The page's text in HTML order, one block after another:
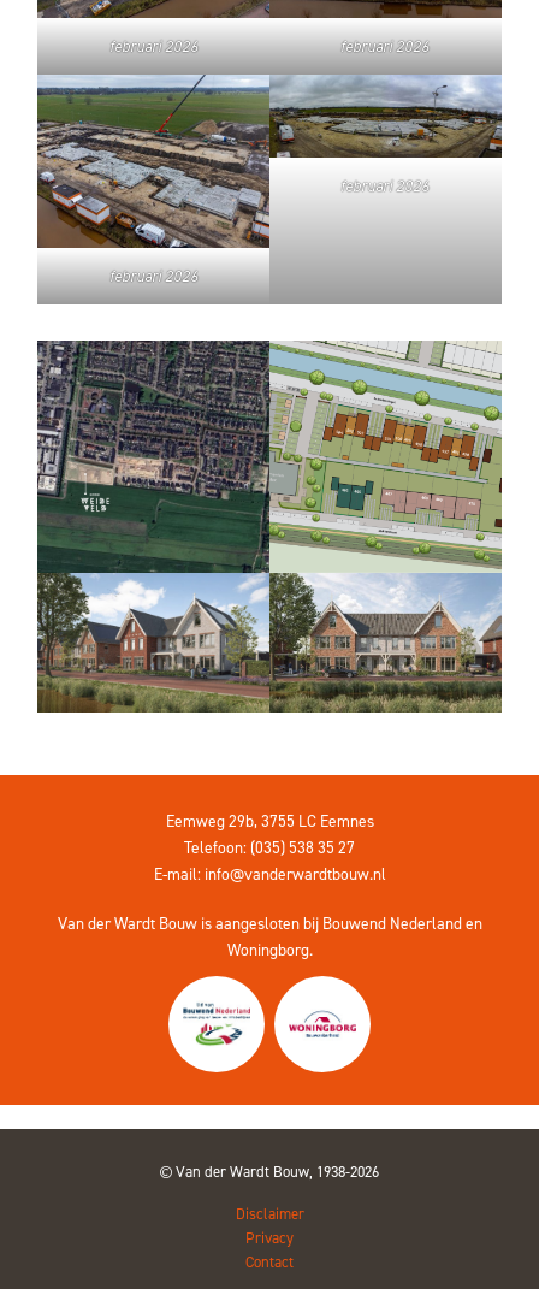
februari 2026 februari 2026
februari 2026
februari 2026
Eemweg 29b, 3755 LC Eemnes
Telefoon: (035) 538 35 27
E-mail: info@vanderwardtbouw.nl
Van der Wardt Bouw is aangesloten bij Bouwend Nederlanden
Woningborg.
Van der Wardt Bouw, 1938-2026
Disclaimer
Privacy
Contact